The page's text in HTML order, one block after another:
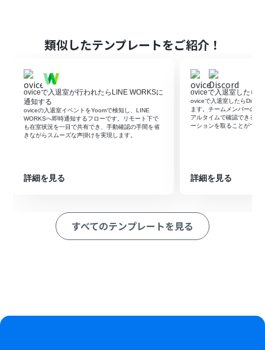
はじめに、oviceとNotionをYoomと連携します。
ションを選択し、ovice側で指定のWebhook URLを設定
します。
次に、オペレーションで、分岐機能の「分岐する」アクシ
ョンを設定し、oviceから送信されるWebhookの情報
（メッセージ内容や投稿者など）を元に、特定の条件で
処理を分岐させます。
最後に、オペレーションでNotionの「レコードを追加す
ます。
■このワークフローのカスタムポイント
報を埋め込むかを柔軟にカスタムできます。
類似したテンプレートをご紹介！
oviceで入退室が行われたらLINE WORKSに
通知する
oviceの入退室イベントをYoomで検知し、LINE
WORKSへ即時通知するフローです。リモート下で
も在室状況を一目で共有でき、手動確認の手間を省
きながらスムーズな声掛けを実現します。
詳細を見る
oviceで入退室したら
oviceで入退室したら
ます。チームメンバーの入
アルタイムで確認できるた
ーションを取ることができ
詳細を見る
すべてのテンプレートを見る